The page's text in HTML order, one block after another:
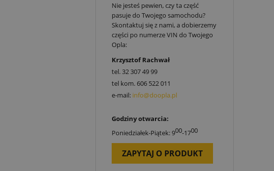
Nie jesteś pewien, czy ta część
pasuje do Twojego samochodu?
Skontaktuj się z nami, a dobierzemy
części po numerze VIN do Twojego
Opla:
Krzysztof Rachwał
tel.32 307 49 99
tel kom.606 522 011
e-mail: info@doopla.pl
Godziny otwarcia:
Poniedziałek-Piątek: 900-1700
ZAPYTAJ O PRODUKT